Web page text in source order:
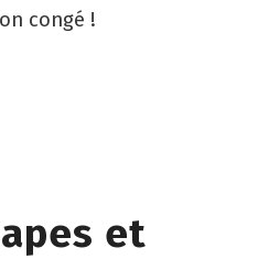
congé !
et